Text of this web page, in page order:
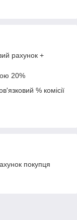
рахунок +
20%
% комісії
покупця